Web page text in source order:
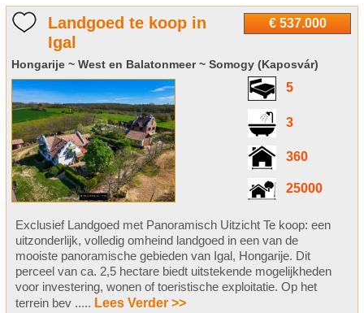
€ 537.000
Landgoed te koop in
Igal
Hongarije ~ West en Balatonmeer ~ Somogy (Kaposvár)
5
3
360
25000
Exclusief Landgoed met Panoramisch Uitzicht Te koop: een
uitzonderlijk, volledig omheind landgoed in een van de
mooiste panoramische gebieden van Igal, Hongarije. Dit
perceel van ca. 2,5 hectare biedt uitstekende mogelijkheden
voor investering, wonen of toeristische exploitatie. Op het
terrein bev ..... Lees Verder >>